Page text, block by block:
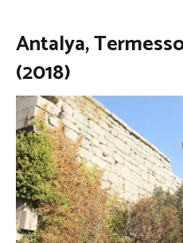
Antalya,
(2018)